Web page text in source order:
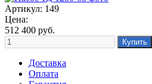
Артикул: 149
Цена:
512 400 руб.
Доставка
Оплата